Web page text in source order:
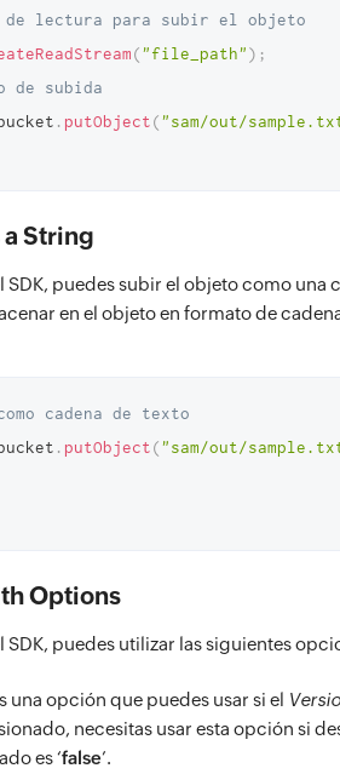
de lectura para subir el objeto
("file_path") ;
de subida
. putObject("sam/out/
String
SDK, puedes subir el objeto como una
en el objeto en formato de
cadena de texto
. putObject("sam/out/
Options
SDK, puedes utilizar las siguientes
una opción que puedes usar si el
necesitas usar esta opción si
es ‘false’.